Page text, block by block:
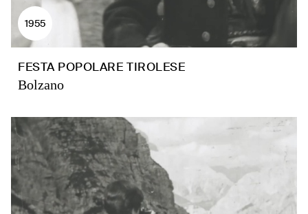
1955
FESTA POPOLARE TIROLESE
Bolzano